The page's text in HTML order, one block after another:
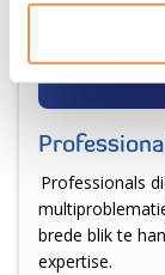
Professionals
brede blik te
expertise.